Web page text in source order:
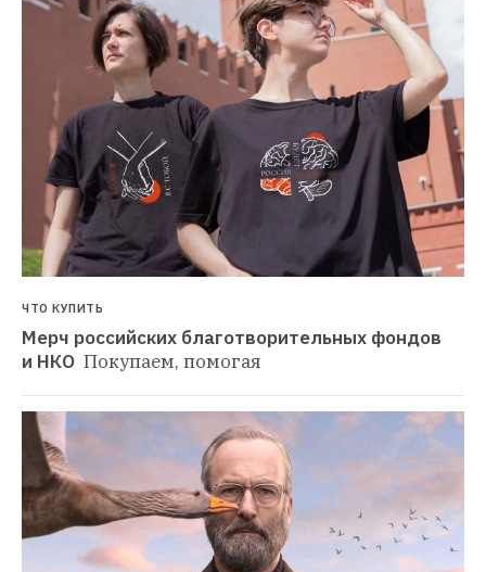
ЧТО КУПИТЬ
Мерч российских благотворительных фондов
и НКО Покупаем, помогая